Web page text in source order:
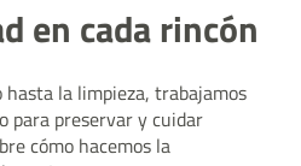
en cada rincón
la limpieza, trabajamos
para preservar y cuidar
cómo hacemos la